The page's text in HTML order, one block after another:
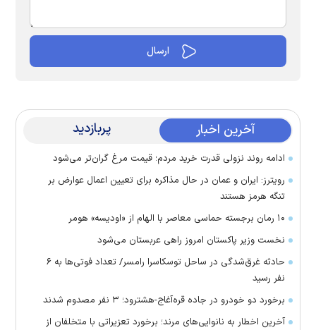
آخرین اخبار پربازدید
ادامه روند نزولی قدرت خرید مردم؛ قیمت مرغ گران‌تر می‌شود
رویترز: ایران و عمان در حال مذاکره برای تعیین اعمال عوارض بر
تنگه هرمز هستند
۱۰ رمان برجسته حماسی معاصر با الهام از «اودیسه» هومر
نخست وزیر پاکستان امروز راهی عربستان می‌شود
حادثه غرق‌شدگی در ساحل توسکاسرا رامسر/ تعداد فوتی‌ها به ۶
نفر رسید
برخورد دو خودرو در جاده قره‌آغاج-هشترود؛ ۳ نفر مصدوم شدند
آخرین اخطار به نانوایی‌های مرند؛ برخورد تعزیراتی با متخلفان از